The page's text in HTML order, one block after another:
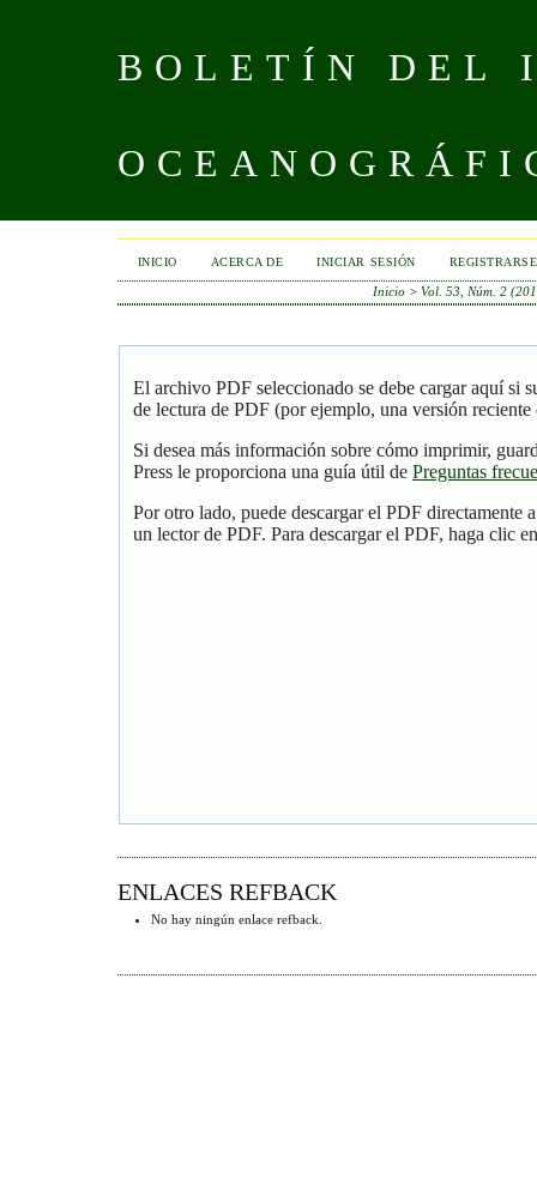
BOLETÍN DEL
INICIO ACERCA DE INICIAR SESIÓN REGISTRARSE
Inicio> Vol. 53, Núm. 2
El archivo PDF seleccionado se debe cargar aquí si
de lectura de PDF (por ejemplo, una versión
Si desea más información sobre cómo imprimir,
Press le proporciona una guía útil de Preguntas
Por otro lado, puede descargar el PDF directamente
un lector de PDF. Para descargar el PDF, haga clic
ENLACES REFBACK
No hay ningún enlace refback.